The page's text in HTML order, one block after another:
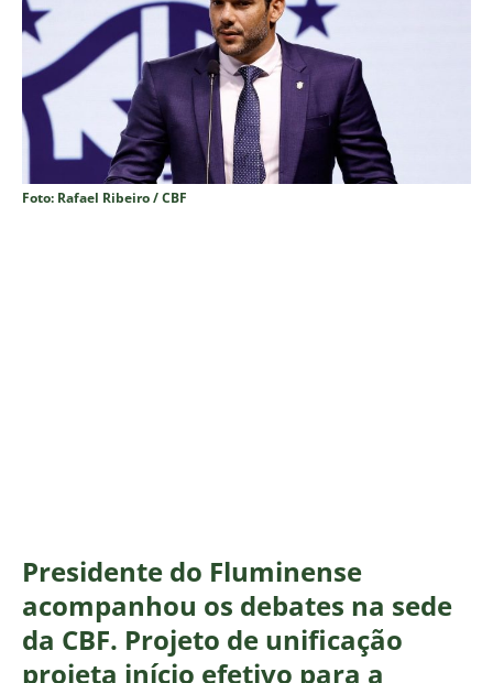
Foto: Rafael Ribeiro / CBF
Presidente do Fluminense
acompanhou os debates na sede
da CBF. Projeto de unificação
projeta início efetivo para a